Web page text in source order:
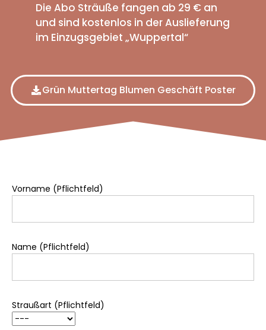
Die Abo Sträuße fangen ab 29 € an
und sind kostenlos in der Auslieferung
im Einzugsgebiet „Wuppertal“
Grün Muttertag Blumen Geschäft Poster
Vorname (Pflichtfeld)
Name (Pflichtfeld)
Straußart (Pflichtfeld)